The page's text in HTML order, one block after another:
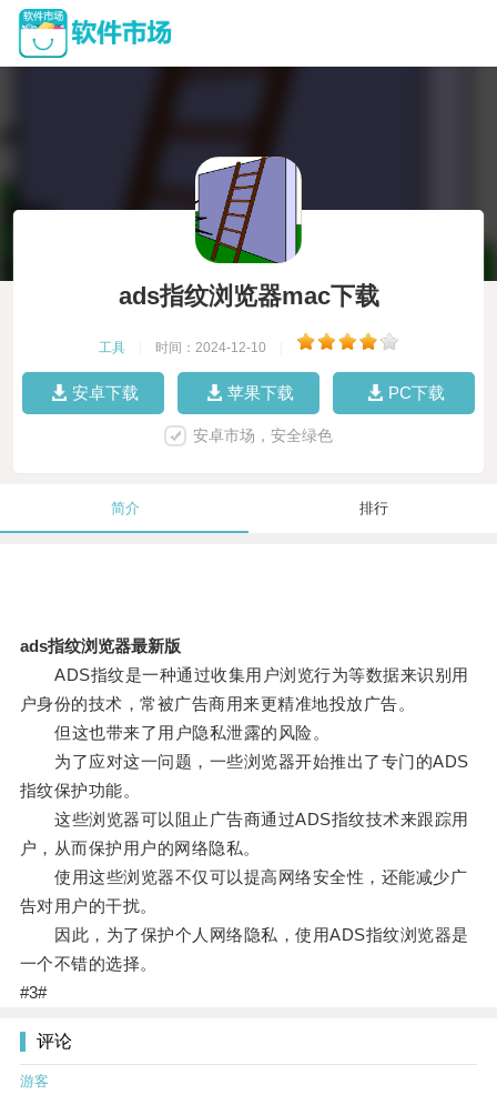
ads指纹浏览器mac下载
工具 时间：2024-12-10
安卓下载 苹果下载 PC下载
安卓市场，安全绿色
简介 排行
ads指纹浏览器最新版
ADS指纹是一种通过收集用户浏览行为等数据来识别用
户身份的技术，常被广告商用来更精准地投放广告。
但这也带来了用户隐私泄露的风险。
为了应对这一问题，一些浏览器开始推出了专门的ADS
指纹保护功能。
这些浏览器可以阻止广告商通过ADS指纹技术来跟踪用
户，从而保护用户的网络隐私。
使用这些浏览器不仅可以提高网络安全性，还能减少广
告对用户的干扰。
因此，为了保护个人网络隐私，使用ADS指纹浏览器是
一个不错的选择。
#3#
评论
游客